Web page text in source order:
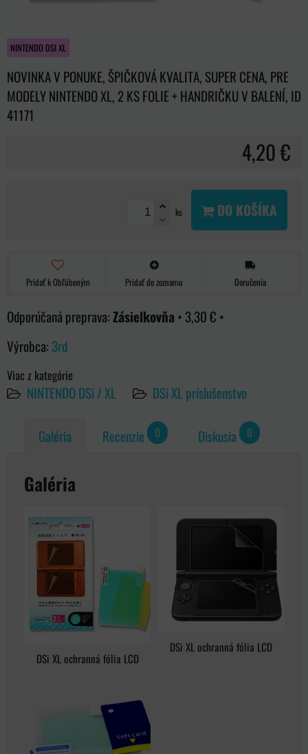
NINTENDO DSI XL
NOVINKA V PONUKE, ŠPIČKOVÁ KVALITA, SUPER CENA, PRE
MODELY NINTENDO XL, 2 KS FOLIE + HANDRIČKU V BALENÍ, ID
41171
4,20 €
ks DO KOŠÍKA
Pridať k Obľúbeným Pridať do zoznamu Doručenia
Zásielkovňa • 3,30 € •
Výrobca: 3rd
Viac z kategórie
NINTENDO DSi / XL DSi XL príslušenstvo
Galéria Recenzie 0 Diskusia 0
Galéria
DSi XL ochranná fólia LCD
DSi XL ochranná fólia LCD